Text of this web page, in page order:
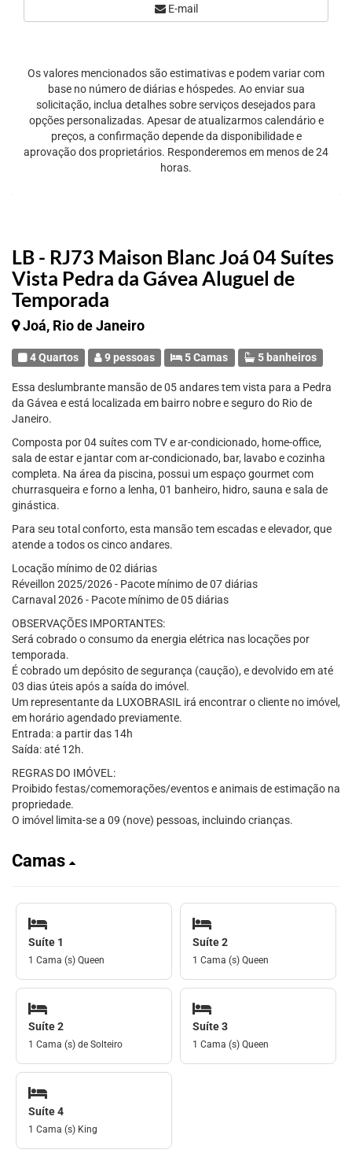
LB - RJ73 Maison Blanc Joá 04 Suítes
Vista Pedra da Gávea Aluguel de
Temporada
Joá, Rio de Janeiro
4 Quartos 9 pessoas 5 Camas 5 banheiros
Essa deslumbrante mansão de 05 andares tem vista para a Pedra
da Gávea e está localizada em bairro nobre e seguro do Rio de
Janeiro.
Composta por 04 suítes com TV e ar-condicionado, home-office,
sala de estar e jantar com ar-condicionado, bar, lavabo e cozinha
completa. Na área da piscina, possui um espaço gourmet com
churrasqueira e forno a lenha, 01 banheiro, hidro, sauna e sala de
ginástica.
Para seu total conforto, esta mansão tem escadas e elevador, que
atende a todos os cinco andares.
Locação mínimo de 02 diárias
Réveillon 2025/2026 - Pacote mínimo de 07 diárias
Carnaval 2026 - Pacote mínimo de 05 diárias
OBSERVAÇÕES IMPORTANTES:
Será cobrado o consumo da energia elétrica nas locações por
temporada.
É cobrado um depósito de segurança (caução), e devolvido em até
03 dias úteis após a saída do imóvel.
Um representante da LUXOBRASIL irá encontrar o cliente no imóvel,
em horário agendado previamente.
Entrada: a partir das 14h
Saída: até 12h.
REGRAS DO IMÓVEL:
Proibido festas/comemorações/eventos e animais de estimação na
propriedade.
O imóvel limita-se a 09 (nove) pessoas, incluindo crianças.
Camas
Suíte 1
1 Cama (s) Queen
Suíte 2
1 Cama (s) Queen
Suíte 2
1 Cama (s) de Solteiro
Suíte 3
1 Cama (s) Queen
Suíte 4
1 Cama (s) King
E-mail
Os valores mencionados são estimativas e podem variar com
base no número de diárias e hóspedes. Ao enviar sua
solicitação, inclua detalhes sobre serviços desejados para
opções personalizadas. Apesar de atualizarmos calendário e
preços, a confirmação depende da disponibilidade e
aprovação dos proprietários. Responderemos em menos de 24
horas.